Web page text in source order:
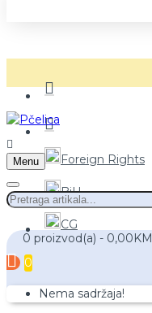
Foreign Rights
BiH
CG
Menu
0 proizvod(a) - 0,00KM
0
Nema sadržaja!